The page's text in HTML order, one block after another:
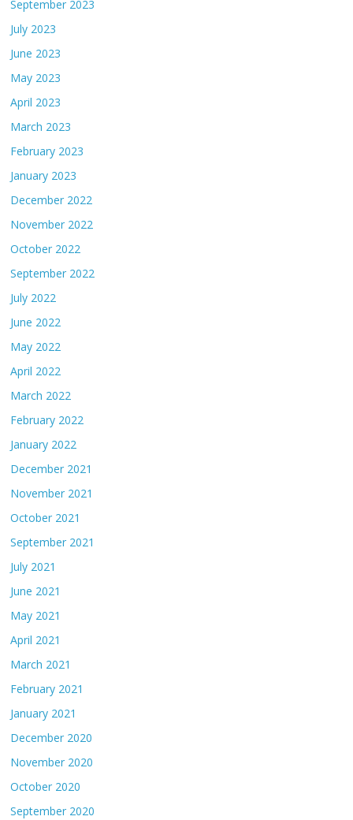
September 2023
July 2023
June 2023
May 2023
April 2023
March 2023
February 2023
January 2023
December 2022
November 2022
October 2022
September 2022
July 2022
June 2022
May 2022
April 2022
March 2022
February 2022
January 2022
December 2021
November 2021
October 2021
September 2021
July 2021
June 2021
May 2021
April 2021
March 2021
February 2021
January 2021
December 2020
November 2020
October 2020
September 2020